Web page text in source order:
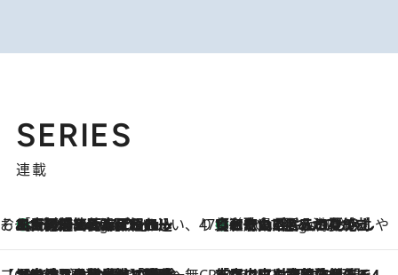
SERIES
連載
そおだよおこの関西おいしい、おやつ紀行2 Hours Ago
［大阪府箕面市］一皿一皿目の前で仕上げられる、料理を巧みに組み込んだアシェットデセールコース「ミチル アシェット デセール（Michiru assiette dessert）」 47都道府県の手みやげ ひんやりスイーツで夏を満喫
2 Hours Ago
【和歌山県】この夏絶対食べたい 冷やしておいしいおやつ3選 みかんがごろっと丸ごと入ったジュレ